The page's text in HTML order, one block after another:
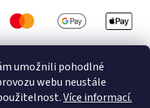
umožnili pohodlné
webu neustále
Více informací.
Shoptet